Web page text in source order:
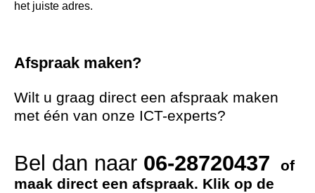
het juiste adres.
Afspraak maken?
Wilt u graag direct een afspraak maken
met één van onze ICT-experts?
Bel dan naar 06-28720437
of
maak direct een afspraak. Klik op de